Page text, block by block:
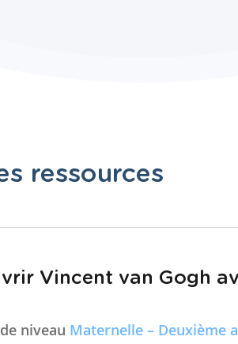
ressources
Vincent van Gogh
de niveau Maternelle – Deuxième